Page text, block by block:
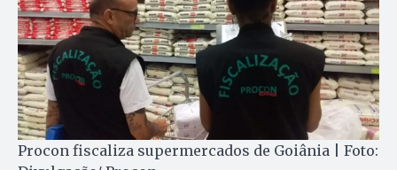
Procon fiscaliza supermercados de Goiânia | Foto: